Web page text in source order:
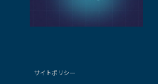
サイトポリシー